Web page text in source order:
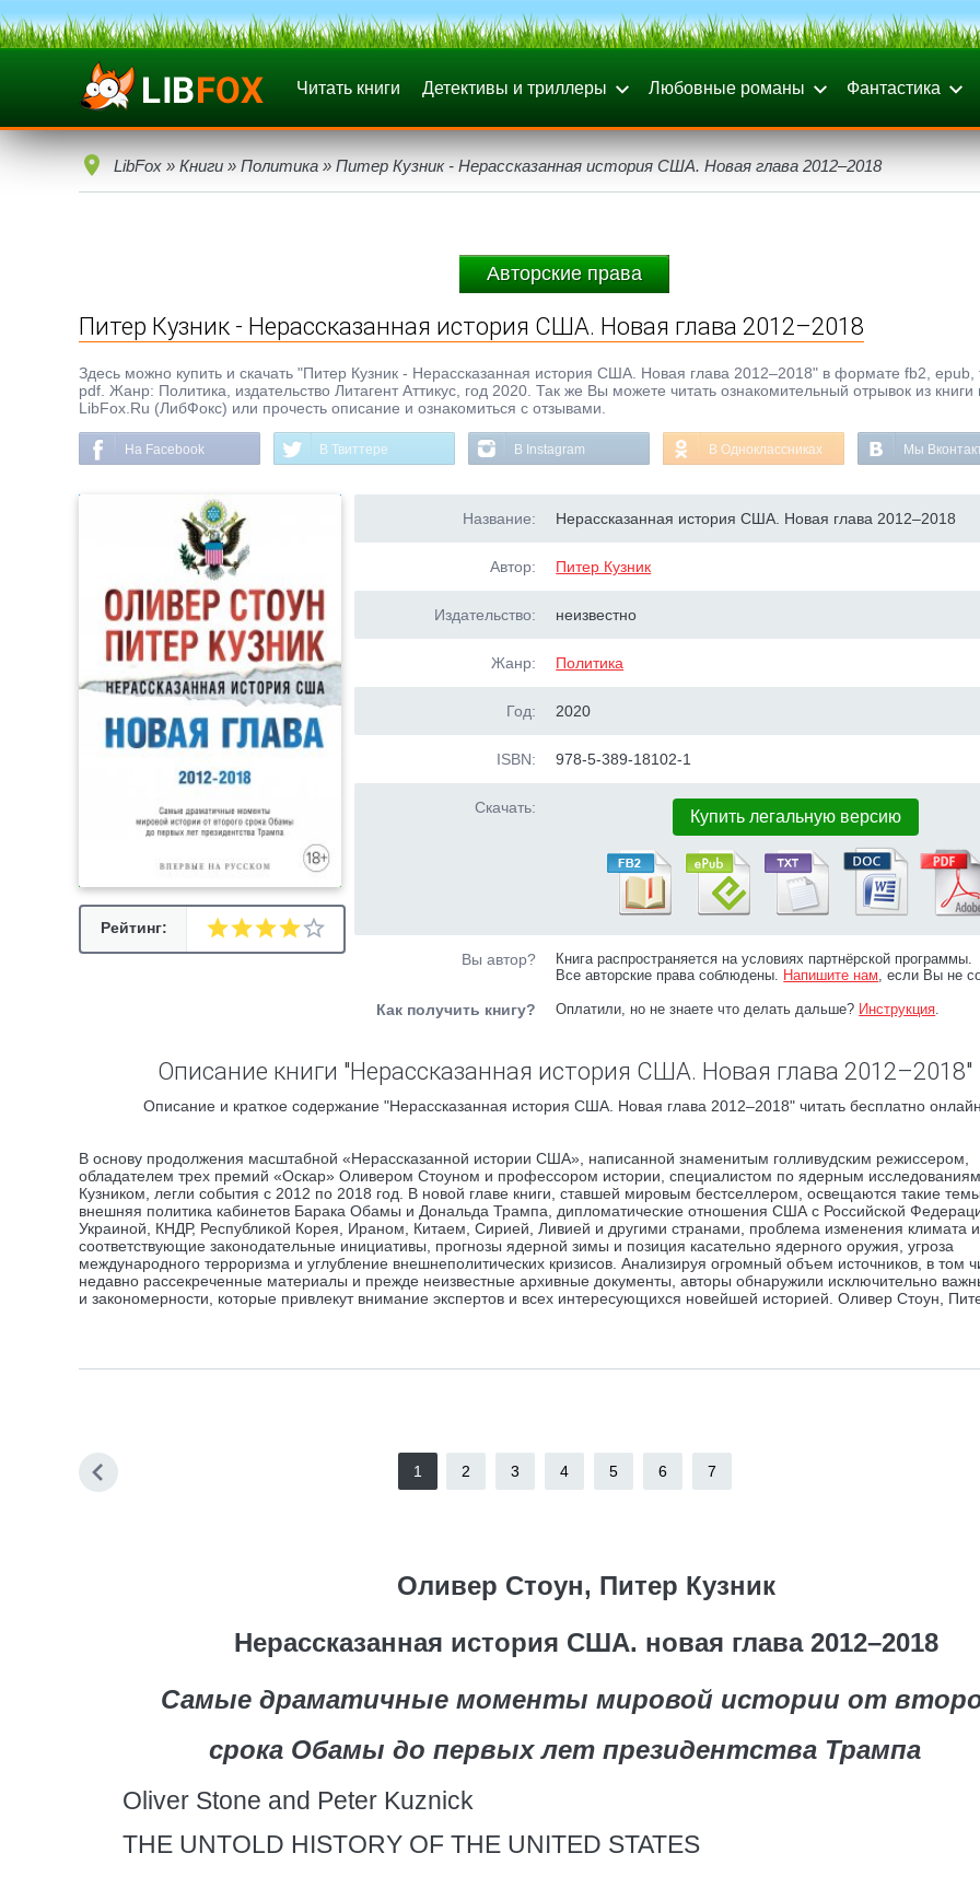
Читать книги Детективы и триллеры Любовные романы Фантастика
LibFox » Книги » Политика » Питер Кузник - Нерассказанная история США. Новая глава 2012–2018
Авторские права
Питер Кузник - Нерассказанная история США. Новая глава 2012–2018
Здесь можно купить и скачать "Питер Кузник - Нерассказанная история США. Новая глава 2012–2018" в формате fb2, epub,
pdf. Жанр: Политика, издательство Литагент Аттикус, год 2020. Так же Вы можете читать ознакомительный отрывок из книги
LibFox.Ru (ЛибФокс) или прочесть описание и ознакомиться с отзывами.
На Facebook В Твиттере В Instagram В Одноклассниках Мы
Рейтинг:
Название: Нерассказанная история США. Новая глава 2012–2018
Автор: Питер Кузник
Издательство: неизвестно
Жанр: Политика
Год: 2020
ISBN: 978-5-389-18102-1
Скачать: Купить легальную версию
Вы автор?
Книга распространяется на условиях партнёрской программы.
Все авторские права соблюдены. Напишите нам, если Вы не
Как получить книгу? Оплатили, но не знаете что делать дальше? Инструкция.
Описание книги "Нерассказанная история США. Новая глава 2012–2018"
Описание и краткое содержание "Нерассказанная история США. Новая глава 2012–2018" читать бесплатно онлайн.
В основу продолжения масштабной «Нерассказанной истории США», написанной знаменитым голливудским режиссером,
обладателем трех премий «Оскар» Оливером Стоуном и профессором истории, специалистом по ядерным
Кузником, легли события с 2012 по 2018 год. В новой главе книги, ставшей мировым бестселлером, освещаются такие
внешняя политика кабинетов Барака Обамы и Дональда Трампа, дипломатические отношения США с Российской
Украиной, КНДР, Республикой Корея, Ираном, Китаем, Сирией, Ливией и другими странами, проблема изменения климата и
соответствующие законодательные инициативы, прогнозы ядерной зимы и позиция касательно ядерного оружия, угроза
международного терроризма и углубление внешнеполитических кризисов. Анализируя огромный объем источников, в том
недавно рассекреченные материалы и прежде неизвестные архивные документы, авторы обнаружили исключительно
и закономерности, которые привлекут внимание экспертов и всех интересующихся новейшей историей. Оливер Стоун,
1 2 3 4 5 6 7
Оливер Стоун, Питер Кузник
Нерассказанная история США. новая глава 2012–2018
Самые драматичные моменты мировой истории от
срока Обамы до первых лет президентства Трампа
Oliver Stone and Peter Kuznick
THE UNTOLD HISTORY OF THE UNITED STATES